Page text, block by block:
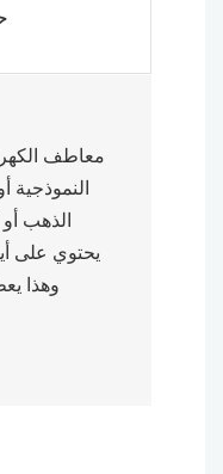
معاطف
النموذجية
الذهب
يحتوي على
وهذا